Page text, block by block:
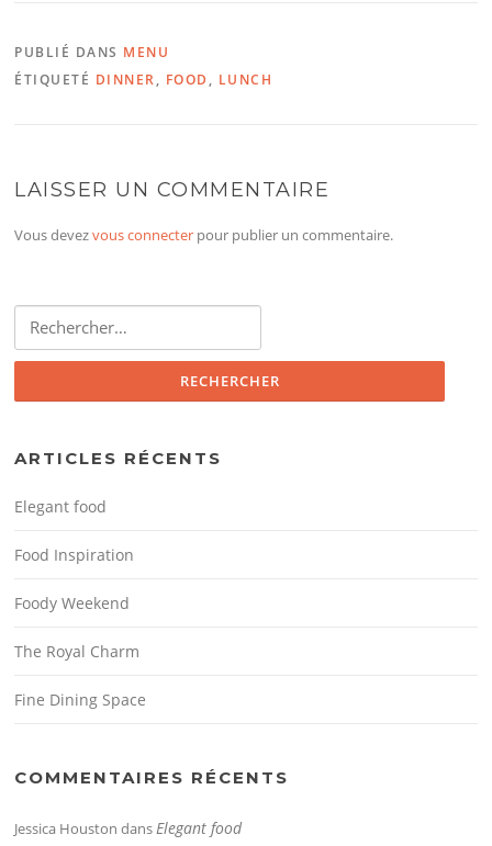
PUBLIÉ DANS MENU
ÉTIQUETÉ DINNER, FOOD , LUNCH
LAISSER UN COMMENTAIRE
Vous devezvous connecter pour publier un commentaire.
Rechercher :
ARTICLES RÉCENTS
Elegant food
Food Inspiration
Foody Weekend
The Royal Charm
Fine Dining Space
COMMENTAIRES RÉCENTS
Jessica Houston dansElegant food